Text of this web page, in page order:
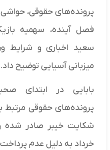
پرونده‌های حقوقی، حواشی
فصل آینده، سهمیه
سعید اخباری و شرایط
میزبانی آسیایی توضیح داد.
بابایی در ابتدای
پرونده‌های حقوقی مرتبط
خرداد به دلیل عدم